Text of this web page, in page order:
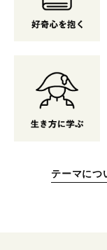
テーマにつ